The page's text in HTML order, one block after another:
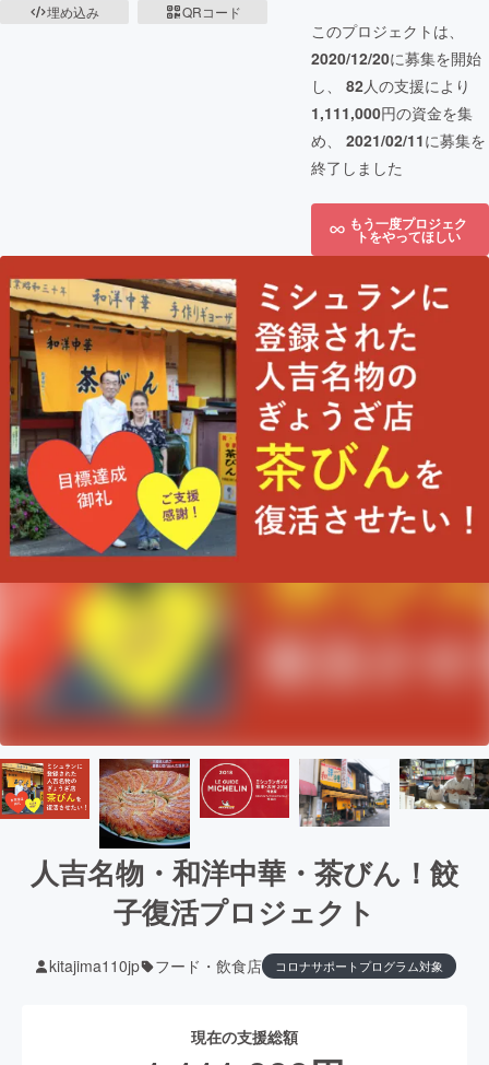
埋め込み
QRコード
このプロジェクトは、
2020/12/20に募集を開始
し、 82人の支援により
1,111,000円の資金を集
め、 2021/02/11に募集を
終了しました
もう一度プロジェク
トをやってほしい
人吉名物・和洋中華・茶びん！餃
子復活プロジェクト
kitajima110jp フード・飲食店 コロナサポートプログラム対象
現在の支援総額